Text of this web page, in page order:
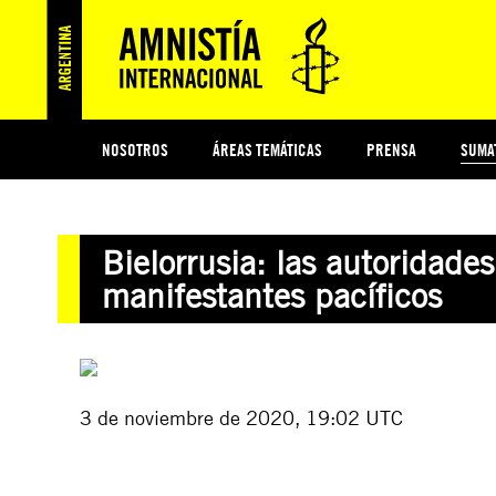
NOSOTROS ÁREAS TEMÁTICAS PRENSA
PREGUNTAS FRECUENTES
Bielorrusia: las
manifestantes pacíficos
3 de noviembre de 2020, 19:02 UTC